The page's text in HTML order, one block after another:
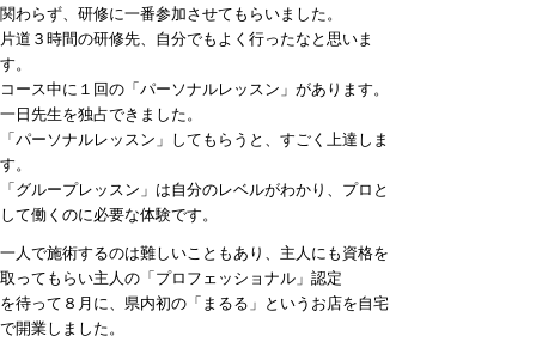
関わらず、研修に一番参加させてもらいました。
片道３時間の研修先、自分でもよく行ったなと思いま
す。
コース中に１回の「パーソナルレッスン」があります。
一日先生を独占できました。
「パーソナルレッスン」してもらうと、すごく上達しま
す。
「グループレッスン」は自分のレベルがわかり、プロと
して働くのに必要な体験です。
一人で施術するのは難しいこともあり、主人にも資格を
取ってもらい主人の「プロフェッショナル」認定
を待って８月に、県内初の「まるる」というお店を自宅
で開業しました。